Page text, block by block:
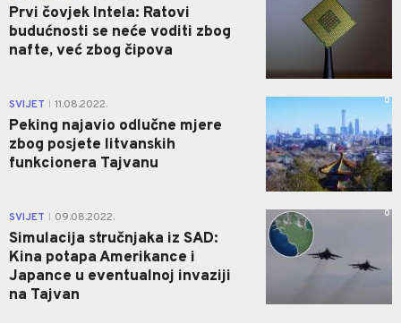
Prvi čovjek Intela: Ratovi
budućnosti se neće voditi zbog
nafte, već zbog čipova
SVIJET 11.08.2022.
Peking najavio odlučne mjere
zbog posjete litvanskih
funkcionera Tajvanu
0
SVIJET 09.08.2022.
Simulacija stručnjaka iz SAD:
Kina potapa Amerikance i
Japance u eventualnoj invaziji
na Tajvan
0